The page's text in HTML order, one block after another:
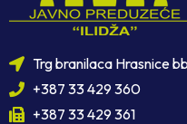
Trg branilaca Hrasnice
+387 33 429 360
+387 33 429 361